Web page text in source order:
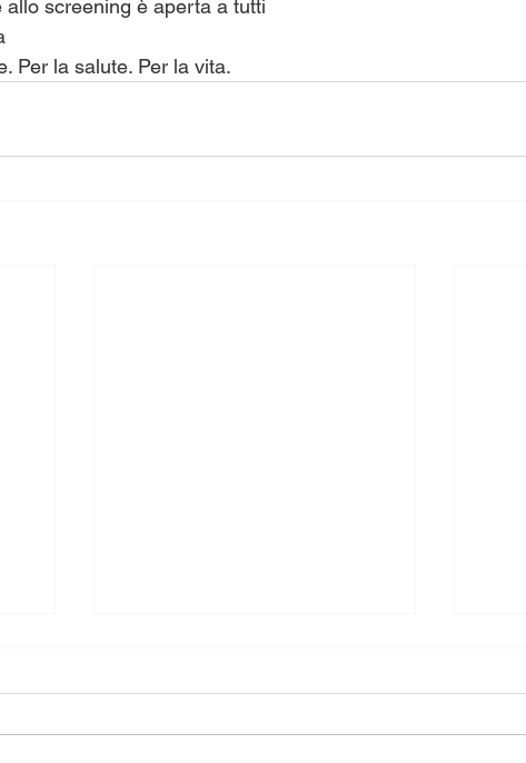
allo screening è aperta a tutti
Per la salute. Per la vita.